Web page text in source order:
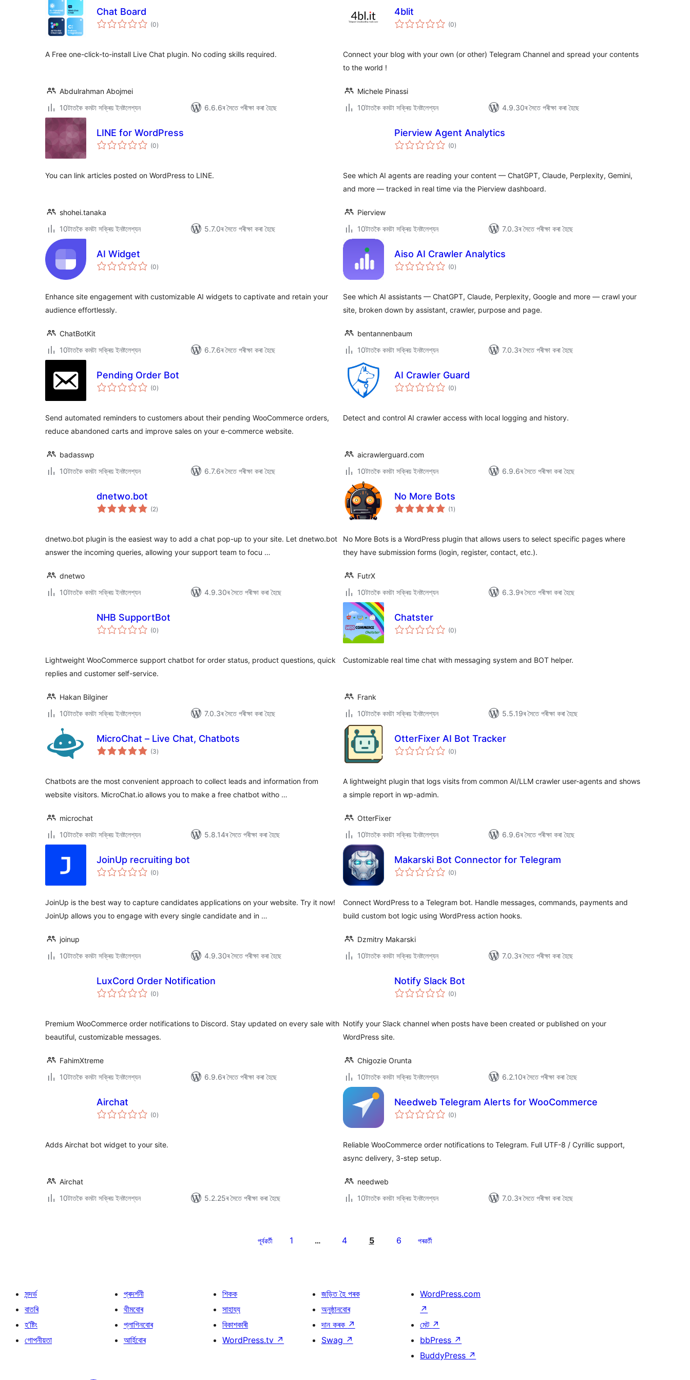
Chat Board
(0টা
মুঠ)
A Free one-click-to-install Live Chat plugin. No coding skills required.
Abdulrahman Abojmei
10টাতকৈ কমটা সক্ৰিয় ইনষ্টলেশ্যন
6.6.6ৰ সৈতে পৰীক্ষা কৰা হৈছে
4blit
(0টা
মুঠ)
Connect your blog with your own (or other) Telegram Channel and spread your contents
to the world !
Michele Pinassi
10টাতকৈ কমটা সক্ৰিয় ইনষ্টলেশ্যন
4.9.30ৰ সৈতে পৰীক্ষা কৰা হৈছে
LINE for WordPress
(0টা
মুঠ)
You can link articles posted on WordPress to LINE.
shohei.tanaka
10টাতকৈ কমটা সক্ৰিয় ইনষ্টলেশ্যন
5.7.0ৰ সৈতে পৰীক্ষা কৰা হৈছে
Pierview Agent Analytics
(0টা
মুঠ)
See which AI agents are reading your content — ChatGPT, Claude, Perplexity, Gemini,
and more — tracked in real time via the Pierview dashboard.
Pierview
10টাতকৈ কমটা সক্ৰিয় ইনষ্টলেশ্যন
7.0.3ৰ সৈতে পৰীক্ষা কৰা হৈছে
AI Widget
(0টা
মুঠ)
Enhance site engagement with customizable AI widgets to captivate and retain your
audience effortlessly.
ChatBotKit
10টাতকৈ কমটা সক্ৰিয় ইনষ্টলেশ্যন
6.7.6ৰ সৈতে পৰীক্ষা কৰা হৈছে
Aiso AI Crawler Analytics
(0টা
মুঠ)
See which AI assistants — ChatGPT, Claude, Perplexity, Google and more — crawl your
site, broken down by assistant, crawler, purpose and page.
bentannenbaum
10টাতকৈ কমটা সক্ৰিয় ইনষ্টলেশ্যন
7.0.3ৰ সৈতে পৰীক্ষা কৰা হৈছে
Pending Order Bot
(0টা
মুঠ)
Send automated reminders to customers about their pending WooCommerce orders,
reduce abandoned carts and improve sales on your e-commerce website.
badasswp
10টাতকৈ কমটা সক্ৰিয় ইনষ্টলেশ্যন
6.7.6ৰ সৈতে পৰীক্ষা কৰা হৈছে
AI Crawler Guard
(0টা
মুঠ)
Detect and control AI crawler access with local logging and history.
aicrawlerguard.com
10টাতকৈ কমটা সক্ৰিয় ইনষ্টলেশ্যন
6.9.6ৰ সৈতে পৰীক্ষা কৰা হৈছে
dnetwo.bot
(2টা
মুঠ)
dnetwo.bot plugin is the easiest way to add a chat pop-up to your site. Let dnetwo.bot
answer the incoming queries, allowing your support team to focu …
dnetwo
10টাতকৈ কমটা সক্ৰিয় ইনষ্টলেশ্যন
4.9.30ৰ সৈতে পৰীক্ষা কৰা হৈছে
No More Bots
(1 টা
মুঠ)
No More Bots is a WordPress plugin that allows users to select specific pages where
they have submission forms (login, register, contact, etc.).
FutrX
10টাতকৈ কমটা সক্ৰিয় ইনষ্টলেশ্যন
6.3.9ৰ সৈতে পৰীক্ষা কৰা হৈছে
NHB SupportBot
(0টা
মুঠ)
Lightweight WooCommerce support chatbot for order status, product questions, quick
replies and customer self-service.
Hakan Bilginer
10টাতকৈ কমটা সক্ৰিয় ইনষ্টলেশ্যন
7.0.3ৰ সৈতে পৰীক্ষা কৰা হৈছে
Chatster
(0টা
মুঠ)
Customizable real time chat with messaging system and BOT helper.
Frank
10টাতকৈ কমটা সক্ৰিয় ইনষ্টলেশ্যন
5.5.19ৰ সৈতে পৰীক্ষা কৰা হৈছে
MicroChat – Live Chat, Chatbots
(3টা
মুঠ)
Chatbots are the most convenient approach to collect leads and information from
website visitors. MicroChat.io allows you to make a free chatbot witho …
microchat
10টাতকৈ কমটা সক্ৰিয় ইনষ্টলেশ্যন
5.8.14ৰ সৈতে পৰীক্ষা কৰা হৈছে
OtterFixer AI Bot Tracker
(0টা
মুঠ)
A lightweight plugin that logs visits from common AI/LLM crawler user-agents and shows
a simple report in wp-admin.
OtterFixer
10টাতকৈ কমটা সক্ৰিয় ইনষ্টলেশ্যন
6.9.6ৰ সৈতে পৰীক্ষা কৰা হৈছে
JoinUp recruiting bot
(0টা
মুঠ)
JoinUp is the best way to capture candidates applications on your website. Try it now!
JoinUp allows you to engage with every single candidate and in …
joinup
10টাতকৈ কমটা সক্ৰিয় ইনষ্টলেশ্যন
4.9.30ৰ সৈতে পৰীক্ষা কৰা হৈছে
Makarski Bot Connector for Telegram
(0টা
মুঠ)
Connect WordPress to a Telegram bot. Handle messages, commands, payments and
build custom bot logic using WordPress action hooks.
Dzmitry Makarski
10টাতকৈ কমটা সক্ৰিয় ইনষ্টলেশ্যন
7.0.3ৰ সৈতে পৰীক্ষা কৰা হৈছে
LuxCord Order Notification
(0টা
মুঠ)
Premium WooCommerce order notifications to Discord. Stay updated on every sale with
beautiful, customizable messages.
FahimXtreme
10টাতকৈ কমটা সক্ৰিয় ইনষ্টলেশ্যন
6.9.6ৰ সৈতে পৰীক্ষা কৰা হৈছে
Notify Slack Bot
(0টা
মুঠ)
Notify your Slack channel when posts have been created or published on your
WordPress site.
Chigozie Orunta
10টাতকৈ কমটা সক্ৰিয় ইনষ্টলেশ্যন
6.2.10ৰ সৈতে পৰীক্ষা কৰা হৈছে
Airchat
(0টা
মুঠ)
Adds Airchat bot widget to your site.
Airchat
10টাতকৈ কমটা সক্ৰিয় ইনষ্টলেশ্যন
5.2.25ৰ সৈতে পৰীক্ষা কৰা হৈছে
Needweb Telegram Alerts for WooCommerce
(0টা
মুঠ)
Reliable WooCommerce order notifications to Telegram. Full UTF-8 / Cyrillic support,
async delivery, 3-step setup.
needweb
10টাতকৈ কমটা সক্ৰিয় ইনষ্টলেশ্যন
7.0.3ৰ সৈতে পৰীক্ষা কৰা হৈছে
পূৰ্বৱৰ্তী 1 … 4 5 6 পৰৱৰ্তী
সন্দৰ্ভ
বাতৰি
হ’ষ্টিং
গোপনীয়তা
প্ৰদৰ্শনী
থীমবোৰ
প্লাগিনবোৰ
আৰ্হিবোৰ
শিকক
সাহায্য
বিকাশকাৰী
WordPress.tv ↗
জড়িত হৈ পৰক
অনুষ্ঠানবোৰ
দান কৰক ↗
Swag ↗
WordPress.com
↗
মেট ↗
bbPress ↗
BuddyPress ↗